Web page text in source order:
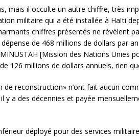
mais il occulte un autre chiffre, très
militaire qui a été installée à Haïti
chiffres présentés ne révèlent
de 468 millions de dollars par
[Mission des Nations
126 millions de dollars annuels, rien
reconstruction» n’ont fait aucun
y a des décennies et payée
déployé pour des services